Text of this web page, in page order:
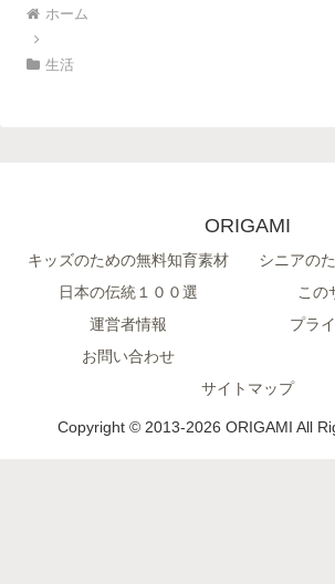
ホーム
生活
ORIGAMI
キッズのための無料知育素材
シニアの
日本の伝統１００選
この
運営者情報
プラ
お問い合わせ
サイトマップ
Copyright © 2013-2026 ORIGAMI All